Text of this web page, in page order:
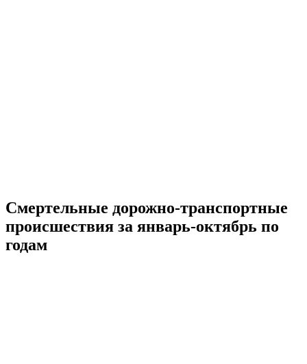
Cмертельные дорожно-транспортные
происшествия за январь-октябрь по
годам